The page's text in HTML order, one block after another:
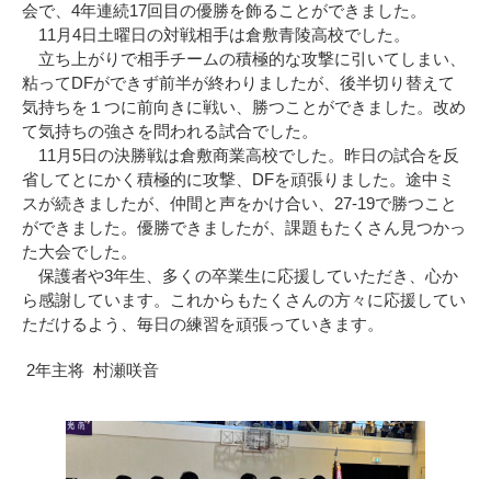
会で、4年連続17回目の優勝を飾ることができました。
11月4日土曜日の対戦相手は倉敷青陵高校でした。
立ち上がりで相手チームの積極的な攻撃に引いてしまい、
粘ってDFができず前半が終わりましたが、後半切り替えて
気持ちを１つに前向きに戦い、勝つことができました。改め
て気持ちの強さを問われる試合でした。
11月5日の決勝戦は倉敷商業高校でした。昨日の試合を反
省してとにかく積極的に攻撃、DFを頑張りました。途中ミ
スが続きましたが、仲間と声をかけ合い、27-19で勝つこと
ができました。優勝できましたが、課題もたくさん見つかっ
た大会でした。
保護者や3年生、多くの卒業生に応援していただき、心か
ら感謝しています。これからもたくさんの方々に応援してい
ただけるよう、毎日の練習を頑張っていきます。
2年主将 村瀬咲音